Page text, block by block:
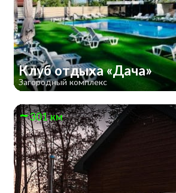
Клуб отдыха «Дача»
Загородный комплекс
301 км